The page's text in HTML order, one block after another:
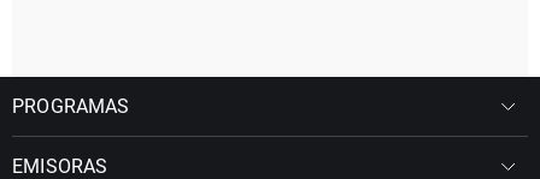
PROGRAMAS
EMISORAS